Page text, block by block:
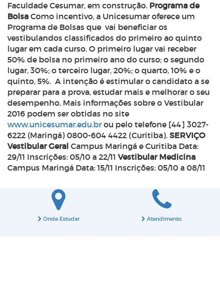
Faculdade Cesumar, em construção. Programa de
Bolsa Como incentivo, a Unicesumar oferece um
Programa de Bolsas que vai beneficiar os
vestibulandos classificados do primeiro ao quinto
lugar em cada curso. O primeiro lugar vai receber
50% de bolsa no primeiro ano do curso; o segundo
lugar, 30%; o terceiro lugar, 20%; o quarto, 10% e o
quinto, 5%. A intenção é estimular o candidato a se
preparar para a prova, estudar mais e melhorar o seu
desempenho. Mais informações sobre o Vestibular
2016 podem ser obtidas no site
www.unicesumar.edu.brou pelo telefone [44] 3027-
6222 (Maringá) 0800-604 4422 (Curitiba). SERVIÇO
Vestibular Geral Campus Maringá e Curitiba Data:
29/11 Inscrições: 05/10 a 22/11 Vestibular Medicina
Campus Maringá Data: 15/11 Inscrições: 05/10 a 08/11
Onde Estudar Atendimento